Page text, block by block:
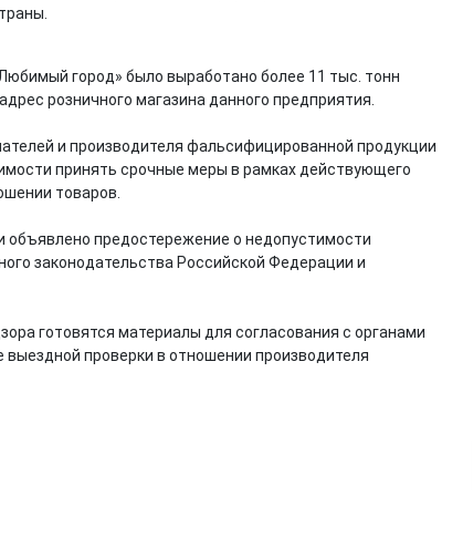
город» было выработано более 11 тыс. тонн
розничного магазина данного предприятия.
и производителя фальсифицированной продукции
принять срочные меры в рамках действующего
товаров.
предостережение о недопустимости
законодательства Российской Федерации и
готовятся материалы для согласования с органами
проверки в отношении производителя